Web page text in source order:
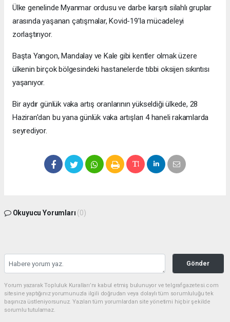
Ülke genelinde Myanmar ordusu ve darbe karşıtı silahlı gruplar
arasında yaşanan çatışmalar, Kovid-19'la mücadeleyi
zorlaştırıyor.
Başta Yangon, Mandalay ve Kale gibi kentler olmak üzere
ülkenin birçok bölgesindeki hastanelerde tıbbi oksijen sıkıntısı
yaşanıyor.
Bir aydır günlük vaka artış oranlarının yükseldiği ülkede, 28
Haziran'dan bu yana günlük vaka artışları 4 haneli rakamlarda
seyrediyor.
Okuyucu Yorumları (0)
Gönder
Yorum yazarak Topluluk Kuralları’nı kabul etmiş bulunuyor ve telgrafgazetesi.com
sitesine yaptığınız yorumunuzla ilgili doğrudan veya dolaylı tüm sorumluluğu tek
başınıza üstleniyorsunuz. Yazılan tüm yorumlardan site yönetimi hiçbir şekilde
sorumlu tutulamaz.